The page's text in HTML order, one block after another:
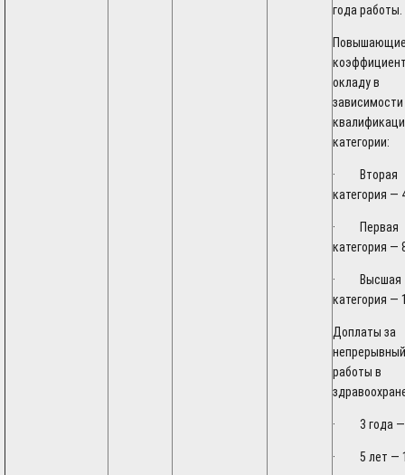
года работы.
окладу в
категории:
· Вторая
категория —
· Первая
категория —
· Высшая
категория —
Доплаты за
работы в
· 3 года —
· 5 лет —